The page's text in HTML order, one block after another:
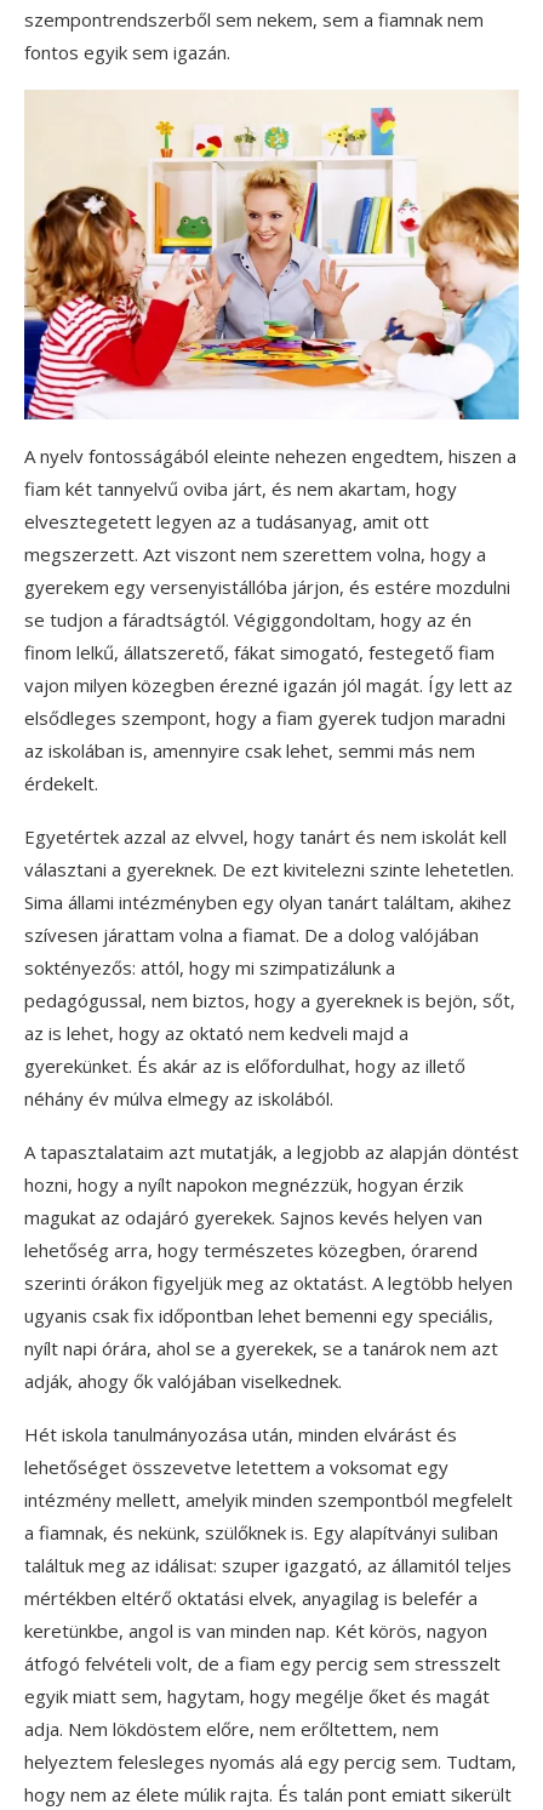
szempontrendszerből sem nekem, sem a fiamnak nem
fontos egyik sem igazán.
A nyelv fontosságából eleinte nehezen engedtem, hiszen a
fiam két tannyelvű oviba járt, és nem akartam, hogy
elvesztegetett legyen az a tudásanyag, amit ott
megszerzett. Azt viszont nem szerettem volna, hogy a
gyerekem egy versenyistállóba járjon, és estére mozdulni
se tudjon a fáradtságtól. Végiggondoltam, hogy az én
finom lelkű, állatszerető, fákat simogató, festegető fiam
vajon milyen közegben érezné igazán jól magát. Így lett az
elsődleges szempont, hogy a fiam gyerek tudjon maradni
az iskolában is, amennyire csak lehet, semmi más nem
érdekelt.
Egyetértek azzal az elvvel, hogy tanárt és nem iskolát kell
választani a gyereknek. De ezt kivitelezni szinte lehetetlen.
Sima állami intézményben egy olyan tanárt találtam, akihez
szívesen járattam volna a fiamat. De a dolog valójában
soktényezős: attól, hogy mi szimpatizálunk a
pedagógussal, nem biztos, hogy a gyereknek is bejön, sőt,
az is lehet, hogy az oktató nem kedveli majd a
gyerekünket. És akár az is előfordulhat, hogy az illető
néhány év múlva elmegy az iskolából.
A tapasztalataim azt mutatják, a legjobb az alapján döntést
hozni, hogy a nyílt napokon megnézzük, hogyan érzik
magukat az odajáró gyerekek. Sajnos kevés helyen van
lehetőség arra, hogy természetes közegben, órarend
szerinti órákon figyeljük meg az oktatást. A legtöbb helyen
ugyanis csak fix időpontban lehet bemenni egy speciális,
nyílt napi órára, ahol se a gyerekek, se a tanárok nem azt
adják, ahogy ők valójában viselkednek.
Hét iskola tanulmányozása után, minden elvárást és
lehetőséget összevetve letettem a voksomat egy
intézmény mellett, amelyik minden szempontból megfelelt
a fiamnak, és nekünk, szülőknek is. Egy alapítványi suliban
találtuk meg az idálisat: szuper igazgató, az államitól teljes
mértékben eltérő oktatási elvek, anyagilag is belefér a
keretünkbe, angol is van minden nap. Két körös, nagyon
átfogó felvételi volt, de a fiam egy percig sem stresszelt
egyik miatt sem, hagytam, hogy megélje őket és magát
adja. Nem lökdöstem előre, nem erőltettem, nem
helyeztem felesleges nyomás alá egy percig sem. Tudtam,
hogy nem az élete múlik rajta. És talán pont emiatt sikerült